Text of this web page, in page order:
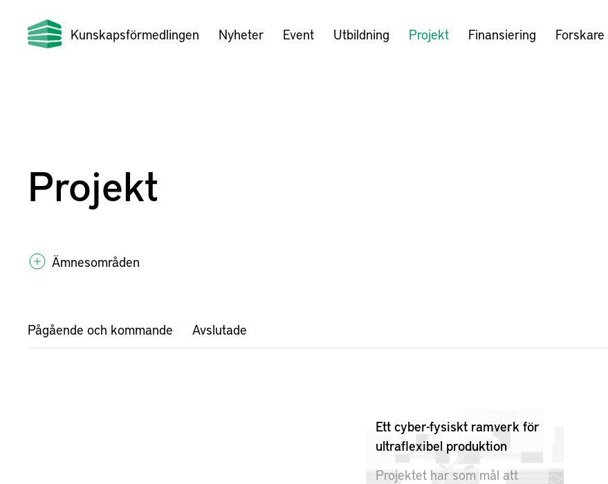
Kunskapsförmedlingen Nyheter Event Utbildning Projekt Finansiering Forskare
Projekt
Ämnesområden
Pågående och kommande Avslutade
Ett cyber-fysiskt ramverk för
ultraflexibel produktion
Projektet har som mål att